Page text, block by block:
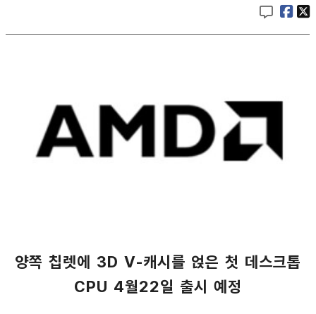
양쪽 칩렛에 3D V-캐시를 얹은 첫 데스크톱
CPU 4월22일 출시 예정